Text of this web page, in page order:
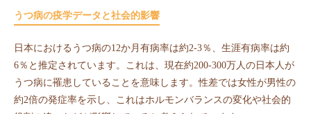
うつ病の疫学データと社会的影響
日本におけるうつ病の12か月有病率は約2-3％、生涯有病率は約
6％と推定されています。これは、現在約200-300万人の日本人が
うつ病に罹患していることを意味します。性差では女性が男性の
約2倍の発症率を示し、これはホルモンバランスの変化や社会的